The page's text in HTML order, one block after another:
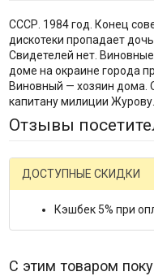
СССР. 1984 год. Конец
дискотеки пропадает
Свидетелей нет.
доме на окраине города
Виновный — хозяин дома.
капитану милиции
Отзывы
ДОСТУПНЫЕ СКИДКИ
Кэшбек 5% при
С этим товаром